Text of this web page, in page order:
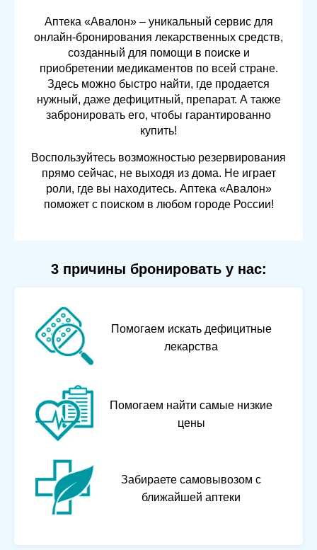
Аптека «Авалон» – уникальный сервис для
онлайн-бронирования лекарственных средств,
созданный для помощи в поиске и
приобретении медикаментов по всей стране.
Здесь можно быстро найти, где продается
нужный, даже дефицитный, препарат. А также
забронировать его, чтобы гарантированно
купить!
Воспользуйтесь возможностью резервирования
прямо сейчас, не выходя из дома. Не играет
роли, где вы находитесь. Аптека «Авалон»
поможет с поиском в любом городе России!
3 причины бронировать у нас:
Помогаем искать дефицитные
лекарства
Помогаем найти самые низкие
цены
Забираете самовывозом с
ближайшей аптеки